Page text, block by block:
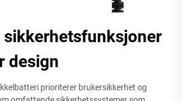
sikkerhetsfunksjoner
design
prioriterer brukersikkerhet og